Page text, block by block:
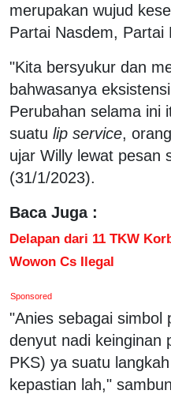
merupakan wujud
Partai Nasdem, Partai
"Kita bersyukur dan
bahwasanya
Perubahan selama ini
suatu lip service,
ujar Willy lewat pesan
(31/1/2023).
Baca Juga :
Delapan dari 11 TKW
Wowon Cs Ilegal
Sponsored
"Anies sebagai simbol
denyut nadi keinginan
PKS) ya suatu
kepastian lah,"